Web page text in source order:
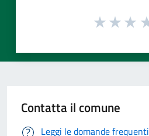
Contatta il comune
Leggi le domande frequenti